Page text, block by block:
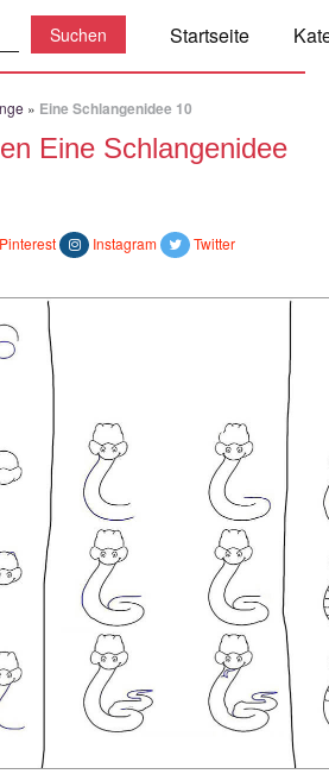
Startseite
» Eine Schlangenidee 10
Eine Schlangenidee
Pinterest Instagram Twitter